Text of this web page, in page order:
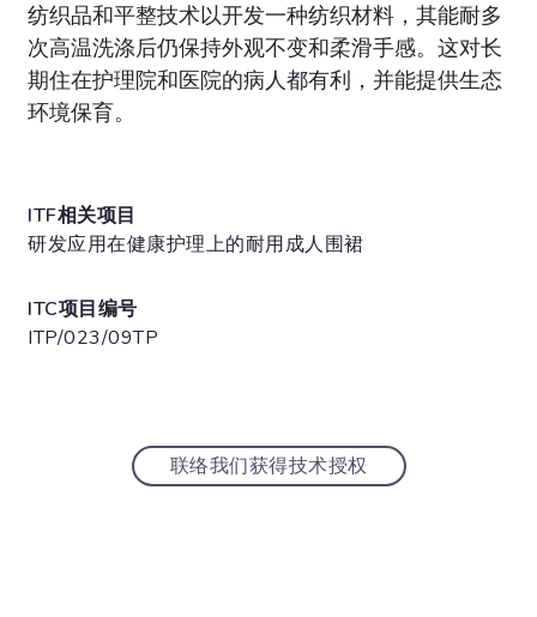
纺织品和平整技术以开发一种纺织材料，其能耐多
次高温洗涤后仍保持外观不变和柔滑手感。这对长
期住在护理院和医院的病人都有利，并能提供生态
环境保育。
ITF相关项目
研发应用在健康护理上的耐用成人围裙
ITC项目编号
ITP/023/09TP
联络我们获得技术授权